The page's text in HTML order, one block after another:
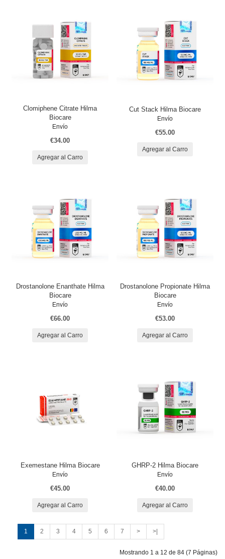
Clomiphene Citrate Hilma
Biocare
Envío
€34.00
Agregar al Carro
Cut Stack Hilma Biocare
Envío
€55.00
Agregar al Carro
Drostanolone Enanthate Hilma
Biocare
Envío
€66.00
Agregar al Carro
Drostanolone Propionate Hilma
Biocare
Envío
€53.00
Agregar al Carro
Exemestane Hilma Biocare
Envío
€45.00
Agregar al Carro
GHRP-2 Hilma Biocare
Envío
€40.00
Agregar al Carro
1 2 3 4 5 6 7 > >|
Mostrando 1 a 12 de 84 (7 Páginas)